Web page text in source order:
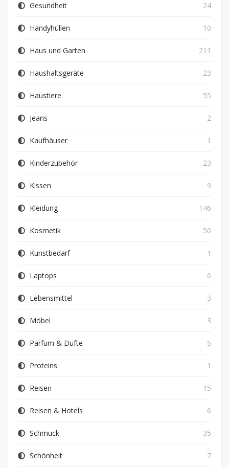
Gesundheit 24
Handyhüllen 10
Haus und Garten 211
Haushaltsgeräte 23
Haustiere 55
Jeans 2
Kaufhäuser 1
Kinderzubehör 23
Kissen 9
Kleidung 146
Kosmetik 50
Kunstbedarf 1
Laptops 6
Lebensmittel 3
Möbel 3
Parfum & Düfte 5
Proteins 1
Reisen 15
Reisen & Hotels 6
Schmuck 35
Schönheit 7